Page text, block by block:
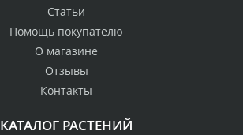
Статьи
Помощь покупателю
О магазине
Отзывы
Контакты
КАТАЛОГ РАСТЕНИЙ